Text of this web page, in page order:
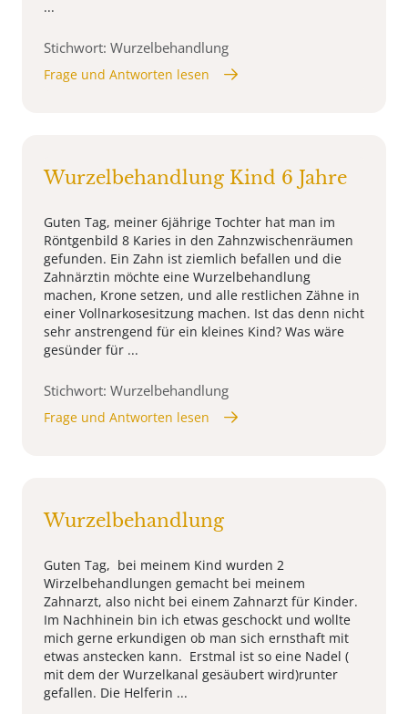
...
Stichwort: Wurzelbehandlung
Frage und Antworten lesen
Wurzelbehandlung Kind 6 Jahre
Guten Tag, meiner 6jährige Tochter hat man im
Röntgenbild 8 Karies in den Zahnzwischenräumen
gefunden. Ein Zahn ist ziemlich befallen und die
Zahnärztin möchte eine Wurzelbehandlung
machen, Krone setzen, und alle restlichen Zähne in
einer Vollnarkosesitzung machen. Ist das denn nicht
sehr anstrengend für ein kleines Kind? Was wäre
gesünder für ...
Stichwort: Wurzelbehandlung
Frage und Antworten lesen
Wurzelbehandlung
Guten Tag, bei meinem Kind wurden 2
Wirzelbehandlungen gemacht bei meinem
Zahnarzt, also nicht bei einem Zahnarzt für Kinder.
Im Nachhinein bin ich etwas geschockt und wollte
mich gerne erkundigen ob man sich ernsthaft mit
etwas anstecken kann. Erstmal ist so eine Nadel (
mit dem der Wurzelkanal gesäubert wird)runter
gefallen. Die Helferin ...